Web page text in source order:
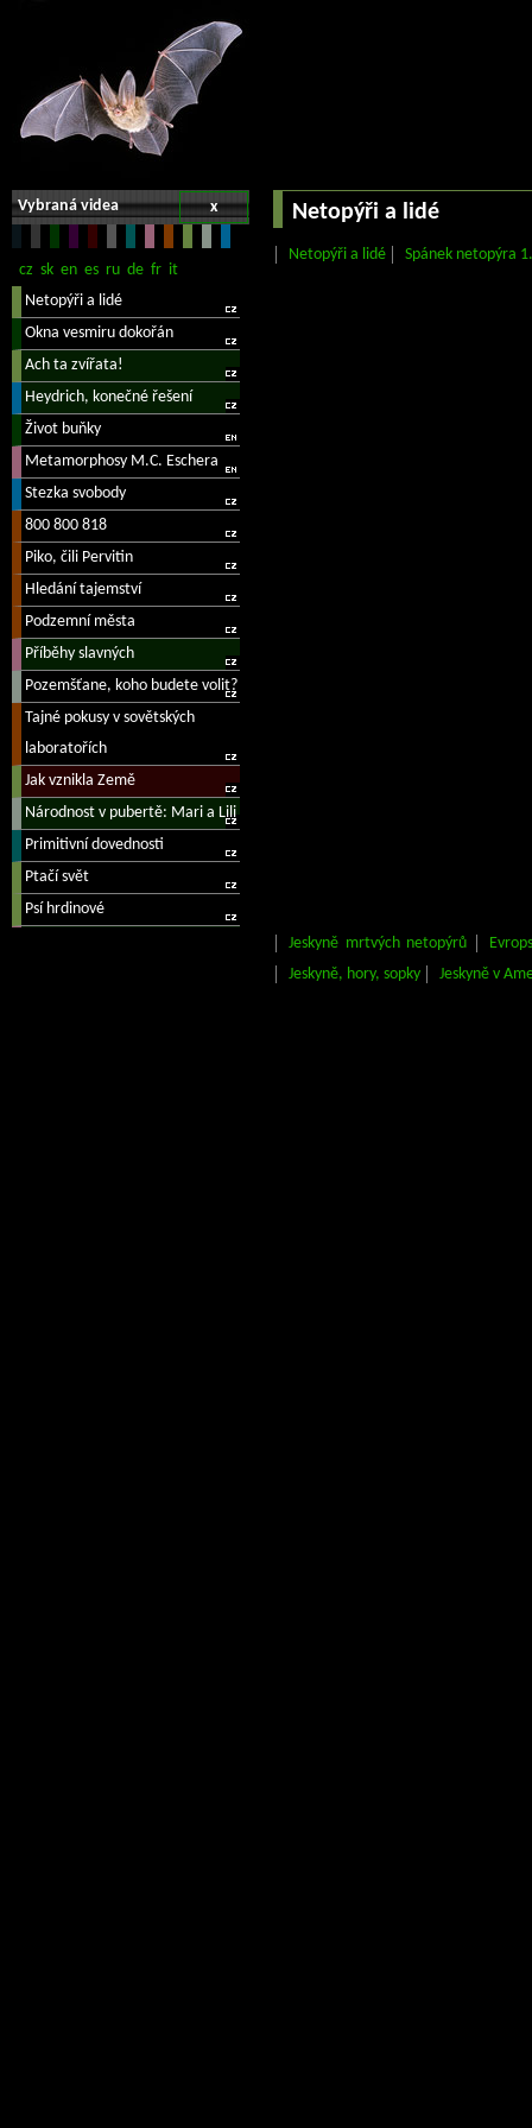
x
Vybraná videa Netopýři a lidé
Netopýři a lidé Spánek netopýra
Jeskyně mrtvých netopýrů
Jeskyně, hory, sopky
Jeskyně v